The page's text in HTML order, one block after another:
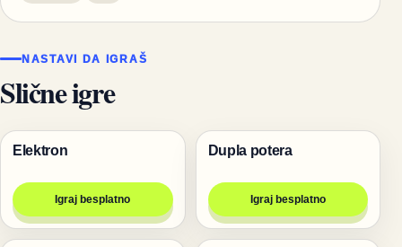
NASTAVI DA IGRAŠ
Slične igre
Igre
Elektron
Igraj besplatno
Trke
Dupla potera
Igraj besplatno